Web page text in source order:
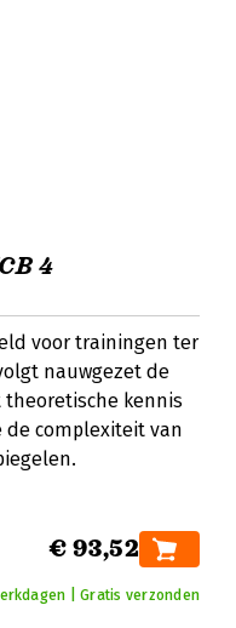
4
voor trainingen ter
nauwgezet de
theoretische kennis
de complexiteit van
€ 93,52
| Gratis verzonden